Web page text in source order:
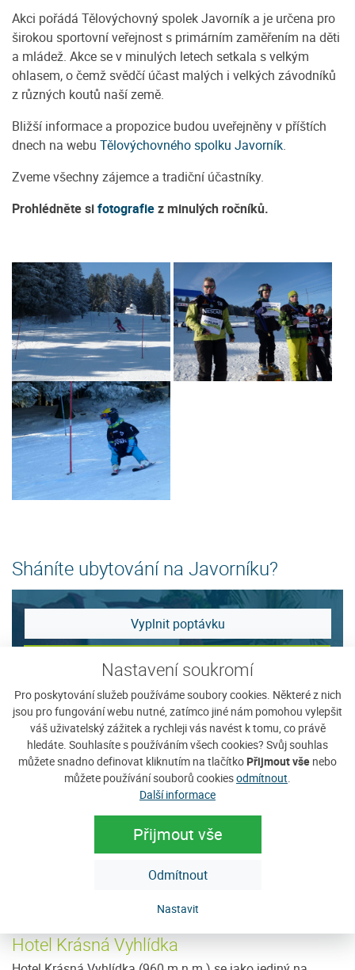
Nastavení soukromí
Pro poskytování služeb používáme soubory cookies. Některé z nich
jsou pro fungování webu nutné, zatímco jiné nám pomohou vylepšit
váš uživatelský zážitek a rychleji vás navést k tomu, co právě
hledáte. Souhlasíte s používáním všech cookies? Svůj souhlas
můžete snadno definovat kliknutím na tlačítko Přijmout vše nebo
můžete používání souborů cookiesodmítnout.
Další informace
Přijmout vše
Odmítnout
Nastavit
Akci pořádá Tělovýchovný spolek Javorník a je určena pro
širokou sportovní veřejnost s primárním zaměřením na děti
a mládež. Akce se v minulých letech setkala s velkým
ohlasem, o čemž svědčí účast malých i velkých závodníků
z různých koutů naší země.
Bližší informace a propozice budou uveřejněny v příštích
dnech na webu Tělovýchovného spolku Javorník.
Zveme všechny zájemce a tradiční účastníky.
Prohlédněte sifotografiez minulých ročníků.
Sháníte ubytování na Javorníku?
Vyplnit poptávku
Zobrazit nabídku
Tip na ubytování
Hotel Krásná Vyhlídka